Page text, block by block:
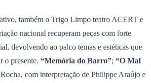
também o Trigo Limpo teatro ACERT e
nacional recuperam peças com forte
devolvendo ao palco temas e estéticas que
o presente. “Memória do Barro”; “O Mal
com interpretação de Philippe Araújo e